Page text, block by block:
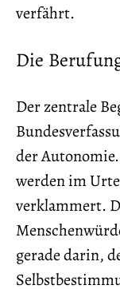
verfährt.
Die
Der zentrale
der
werden im
verklammert.
gerade darin,